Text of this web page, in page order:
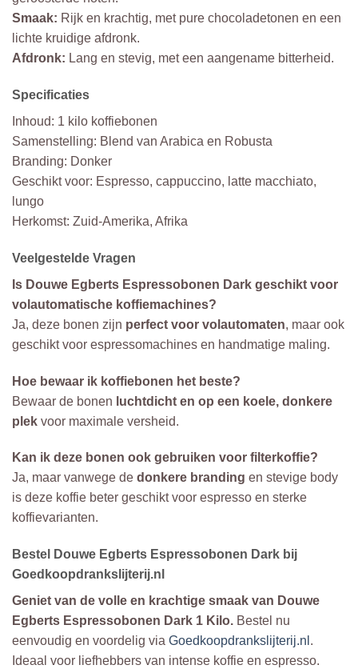
Smaak: Rijk en krachtig, met pure chocoladetonen en een
lichte kruidige afdronk.
Afdronk: Lang en stevig, met een aangename bitterheid.
Specificaties
Inhoud: 1 kilo koffiebonen
Samenstelling: Blend van Arabica en Robusta
Branding: Donker
Geschikt voor: Espresso, cappuccino, latte macchiato,
lungo
Herkomst: Zuid-Amerika, Afrika
Veelgestelde Vragen
Is Douwe Egberts Espressobonen Dark geschikt voor
volautomatische koffiemachines?
Ja, deze bonen zijn perfect voor volautomaten, maar ook
geschikt voor espressomachines en handmatige maling.
Hoe bewaar ik koffiebonen het beste?
Bewaar de bonen luchtdicht en op een koele, donkere
plek voor maximale versheid.
Kan ik deze bonen ook gebruiken voor filterkoffie?
Ja, maar vanwege de donkere branding en stevige body
is deze koffie beter geschikt voor espresso en sterke
koffievarianten.
Bestel Douwe Egberts Espressobonen Dark bij
Goedkoopdrankslijterij.nl
Geniet van de volle en krachtige smaak van Douwe
Egberts Espressobonen Dark 1 Kilo. Bestel nu
eenvoudig en voordelig via Goedkoopdrankslijterij.nl .
Ideaal voor liefhebbers van intense koffie en espresso.